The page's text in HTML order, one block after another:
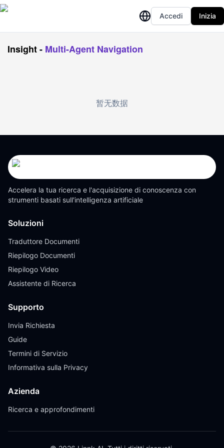
Accedi Inizia
Insight- Multi-Agent Navigation
暂无数据
Accelera la tua ricerca e l'acquisizione di conoscenza con
strumenti basati sull'intelligenza artificiale
Soluzioni
Traduttore Documenti
Riepilogo Documenti
Riepilogo Video
Assistente di Ricerca
Supporto
Invia Richiesta
Guide
Termini di Servizio
Informativa sulla Privacy
Azienda
Ricerca e approfondimenti